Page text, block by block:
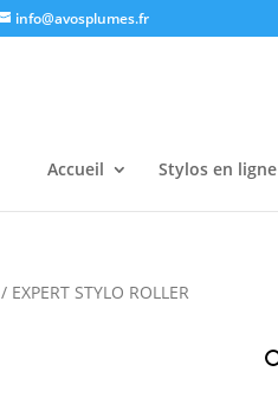
info@avosplumes.fr
Accueil Stylos en ligne
/ EXPERT STYLO ROLLER